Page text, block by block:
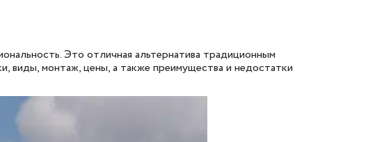
Это отличная альтернатива традиционным
виды, монтаж, цены, а также преимущества и недостатки